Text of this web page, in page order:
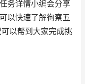
务详情小编会分享
以快速了解徇察五
以帮到大家完成挑